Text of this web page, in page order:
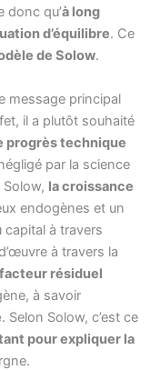
donc qu’à long
d’équilibre. Ce
de Solow.
message principal
il a plutôt souhaité
progrès technique
par la science
la croissance
endogènes et un
capital à travers
à travers la
facteur résiduel
à savoir
. Selon Solow, c’est ce
pour expliquer la